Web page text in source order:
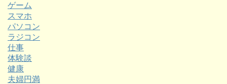
ゲーム
スマホ
パソコン
ラジコン
仕事
体験談
健康
夫婦円満